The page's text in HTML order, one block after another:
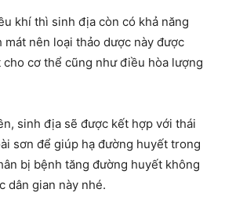
khí thì sinh địa còn có khả năng
mát nên loại thảo dược này được
cơ thể cũng như điều hòa lượng
sinh địa sẽ được kết hợp với thái
sơn để giúp hạ đường huyết trong
bị bệnh tăng đường huyết không
dân gian này nhé.